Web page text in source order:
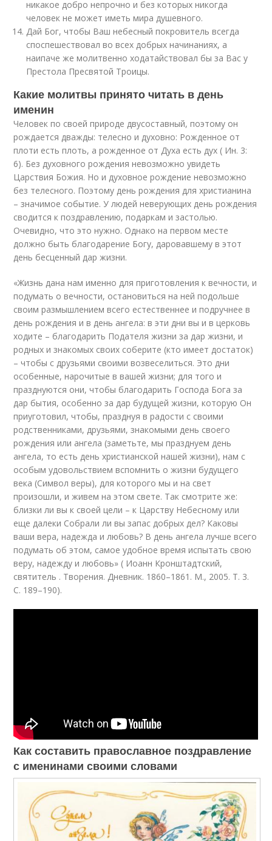
никакое добро непрочно и без которых никогда
человек не может иметь мира душевного.
Дай Бог, чтобы Ваш небесный покровитель всегда
споспешествовал во всех добрых начинаниях, а
наипаче же молитвенно ходатайствовал бы за Вас у
Престола Пресвятой Троицы.
Какие молитвы принято читать в день
именин
Человек по своей природе двусоставный, поэтому он
рождается дважды: телесно и духовно: Рожденное от
плоти есть плоть, а рожденное от Духа есть дух ( Ин. 3:
6). Без духовного рождения невозможно увидеть
Царствия Божия. Но и духовное рождение невозможно
без телесного. Поэтому день рождения для христианина
– значимое событие. У людей неверующих день рождения
сводится к поздравлению, подаркам и застолью.
Очевидно, что это нужно. Однако на первом месте
должно быть благодарение Богу, даровавшему в этот
день бесценный дар жизни.
«Жизнь дана нам именно для приготовления к вечности, и
подумать о вечности, остановиться на ней подольше
своим размышлением всего естественнее и подручнее в
день рождения и в день ангела: в эти дни вы и в церковь
ходите – благодарить Подателя жизни за дар жизни, и
родных и знакомых своих соберите (кто имеет достаток)
– чтобы с друзьями своими возвеселиться. Это дни
особенные, нарочитые в вашей жизни; для того и
празднуются они, чтобы благодарить Господа Бога за
дар бытия, особенно за дар будущей жизни, которую Он
приуготовил, чтобы, празднуя в радости с своими
родственниками, друзьями, знакомыми день своего
рождения или ангела (заметьте, мы празднуем день
ангела, то есть день христианской нашей жизни), нам с
особым удовольствием вспомнить о жизни будущего
века (Символ веры), для которого мы и на свет
произошли, и живем на этом свете. Так смотрите же:
близки ли вы к своей цели – к Царству Небесному или
еще далеки Собрали ли вы запас добрых дел? Каковы
ваши вера, надежда и любовь? В день ангела лучше всего
подумать об этом, самое удобное время испытать свою
веру, надежду и любовь» ( Иоанн Кронштадтский,
святитель . Творения. Дневник. 1860–1861. М., 2005. Т. 3.
С. 189–190).
Как составить православное поздравление
с именинами своими словами